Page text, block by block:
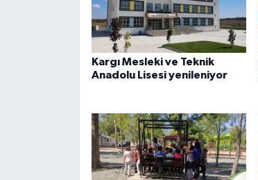
Kargı Mesleki ve Teknik
Anadolu Lisesi yenileniyor